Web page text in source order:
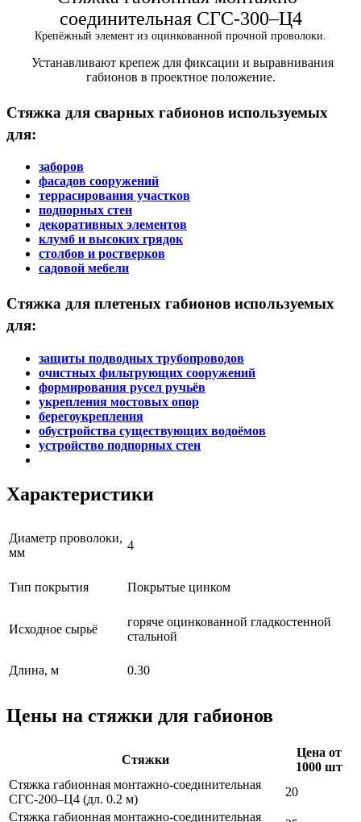
соединительная СГС-300–Ц4
Крепёжный элемент из оцинкованной прочной проволоки.
Устанавливают крепеж для фиксации и выравнивания
габионов в проектное положение.
Стяжка для сварных габионов используемых
для:
заборов
фасадов сооружений
террасирования участков
подпорных стен
декоративных элементов
клумб и высоких грядок
столбов и ростверков
садовой мебели
Стяжка для плетеных габионов используемых
для:
защиты подводных трубопроводов
очистных фильтрующих сооружений
формирования русел ручьёв
укрепления мостовых опор
берегоукрепления
обустройства существующих водоёмов
устройство подпорных стен
Характеристики
Диаметр проволоки,
мм
4
Тип покрытия Покрытые цинком
Исходное сырьё
горяче оцинкованной гладкостенной
стальной
Длина, м 0.30
Цены на стяжки для габионов
Стяжки
Цена от
1000 шт
Стяжка габионная монтажно-соединительная
СГС-200–Ц4 (дл. 0.2 м)
20
Стяжка габионная монтажно-соединительная